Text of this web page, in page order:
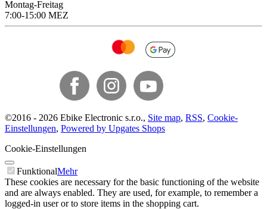
Montag-Freitag
7:00-15:00 MEZ
©2016 - 2026 Ebike Electronic s.r.o., Site map, RSS, Cookie-
Einstellungen, Powered by Upgates Shops
Cookie-Einstellungen
FunktionalMehr
These cookies are necessary for the basic functioning of the website
and are always enabled. They are used, for example, to remember a
logged-in user or to store items in the shopping cart.